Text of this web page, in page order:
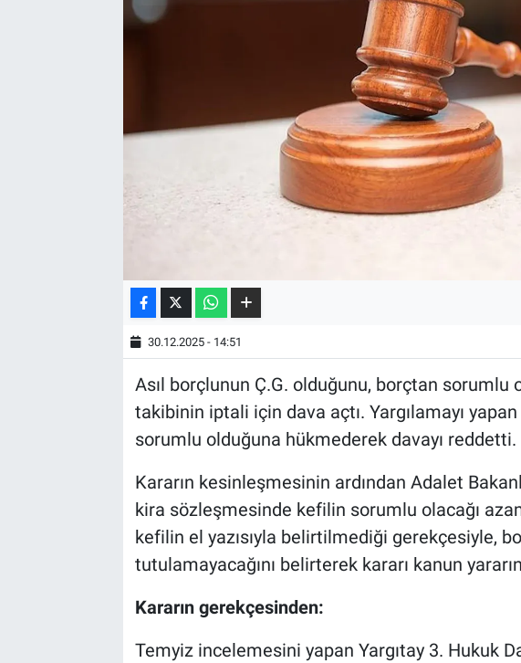
30.12.2025 - 14:51
Asıl borçlunun Ç.G. olduğunu, borçtan sorumlu
takibinin iptali için dava açtı. Yargılamayı
sorumlu olduğuna hükmederek davayı reddetti.
Kararın kesinleşmesinin ardından Adalet
kira sözleşmesinde kefilin sorumlu olacağı
kefilin el yazısıyla belirtilmediği gerekçesiyle,
tutulamayacağını belirterek kararı kanun
Kararın gerekçesinden:
Temyiz incelemesini yapan Yargıtay 3. Hukuk